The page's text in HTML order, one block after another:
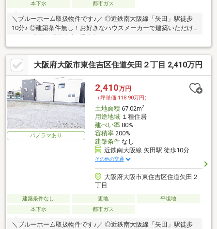
本下水
都市ガス
＼ブルーホーム取扱物件です♪／ ◎近鉄南大阪線「矢田」駅徒歩
10分♪ ◎建築条件無し！お好きなハウスメーカーで建築いただけ
大阪府大阪市東住吉区住道矢田２丁目 2,410万円
パノラマあり
2,410万円
（坪単価:118.90万円）
土地面積67.02m2
用途地域１種住居
建ぺい率80%
容積率200%
建築条件なし
近鉄南大阪線 矢田駅 徒歩10分
その他の交通
大阪府大阪市東住吉区住道矢田２
丁目
建築条件なし 更地
平坦地
本下水
都市ガス
＼ブルーホーム取扱物件です♪／ ◎近鉄南大阪線「矢田」駅徒歩